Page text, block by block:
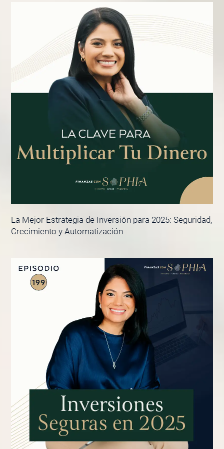
La Mejor Estrategia de Inversión para 2025: Seguridad,
Crecimiento y Automatización